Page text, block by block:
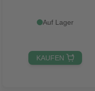
Auf Lager